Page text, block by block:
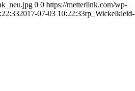
0 0 https://metterlink.com/wp-
2017-07-03 10:22:33rp_Wickelkleid-